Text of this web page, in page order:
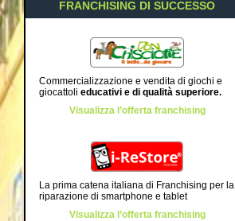
FRANCHISING DI SUCCESSO
Commercializzazione e vendita di giochi e
giocattoli educativi e di qualità superiore.
Visualizza l’offerta franchising
La prima catena italiana di Franchising per la
riparazione di smartphone e tablet
Visualizza l’offerta franchising